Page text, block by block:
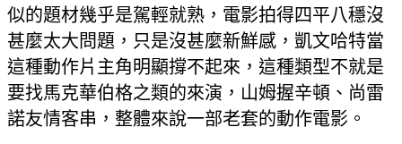
似的題材幾乎是駕輕就熟，電影拍得四平八穩沒
甚麼太大問題，只是沒甚麼新鮮感，凱文哈特當
這種動作片主角明顯撐不起來，這種類型不就是
要找馬克華伯格之類的來演，山姆握辛頓、尚雷
諾友情客串，整體來說一部老套的動作電影。